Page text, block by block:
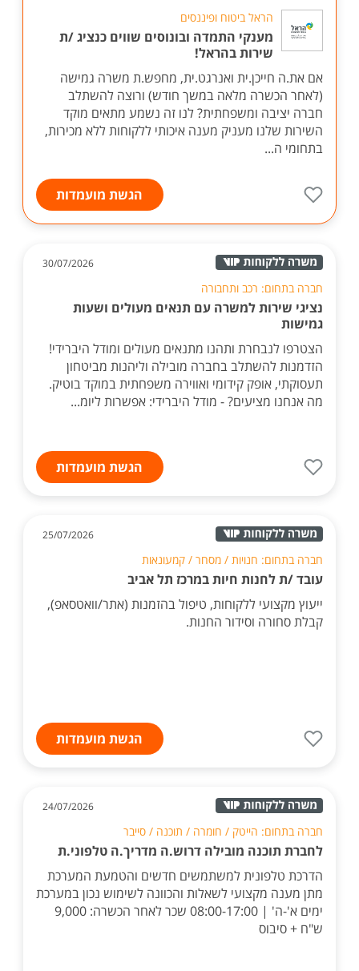
הראל ביטוח ופיננסים
מענקי התמדה ובונוסים שווים כנציג /ת
שירות בהראל!
אם את.ה חייכן.ית ואנרגט.ית, מחפש.ת משרה גמישה
(לאחר הכשרה מלאה במשך חודש) ורוצה להשתלב
חברה יציבה ומשפחתית? לנו זה נשמע מתאים מוקד
השירות שלנו מעניק מענה איכותי ללקוחות ללא מכירות,
בתחומי ה...
הגשת מועמדות
30/07/2026
חברה בתחום: רכב ותחבורה
נציגי שירות למשרה עם תנאים מעולים ושעות
גמישות
הצטרפו לנבחרת ותהנו מתנאים מעולים ומודל היברידי!
הזדמנות להשתלב בחברה מובילה וליהנות מביטחון
תעסוקתי, אופק קידומי ואווירה משפחתית במוקד בוטיק.
מה אנחנו מציעים? - מודל היברידי: אפשרות ליומ...
הגשת מועמדות
25/07/2026
חברה בתחום: חנויות / מסחר / קמעונאות
עובד /ת לחנות חיות במרכז תל אביב
ייעוץ מקצועי ללקוחות, טיפול בהזמנות (אתר/וואטסאפ),
קבלת סחורה וסידור החנות.
הגשת מועמדות
24/07/2026
חברה בתחום: הייטק / חומרה / תוכנה / סייבר
לחברת תוכנה מובילה דרוש.ה מדריך.ה טלפוני.ת
הדרכת טלפונית למשתמשים חדשים והטמעת המערכת
מתן מענה מקצועי לשאלות והכוונה לשימוש נכון במערכת
ימים א'-ה' | 08:00-17:00 שכר לאחר הכשרה: 9,000
ש"ח + סיבוס